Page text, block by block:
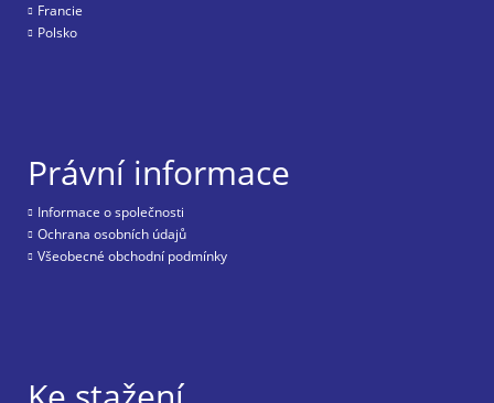
Francie
Polsko
Právní informace
Informace o společnosti
Ochrana osobních údajů
Všeobecné obchodní podmínky